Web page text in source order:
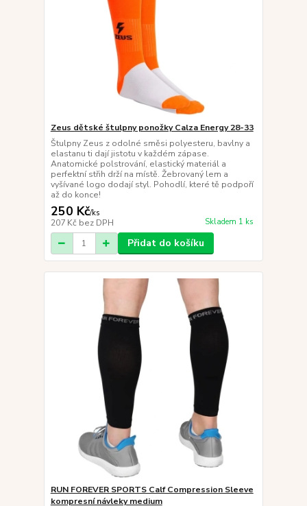
Zeus dětské štulpny ponožky Calza Energy 28-33
Štulpny Zeus z odolné směsi polyesteru, bavlny a
elastanu ti dají jistotu v každém zápase.
Anatomické polstrování, elastický materiál a
perfektní střih drží na místě. Žebrovaný lem a
vyšívané logo dodají styl. Pohodlí, které tě podpoří
až do konce!
250 Kč/ks
207 Kč bez DPH Skladem 1 ks
Přidat do košíku
RUN FOREVER SPORTS Calf Compression Sleeve
kompresní návleky medium